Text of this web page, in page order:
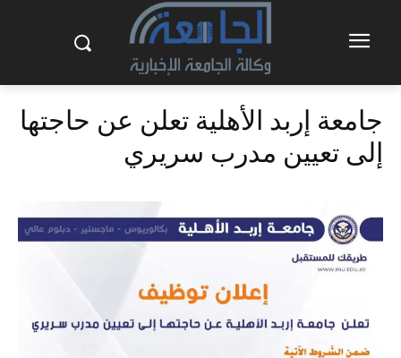
جامعة إربد الأهلية تعلن عن حاجتها
إلى تعيين مدرب سريري